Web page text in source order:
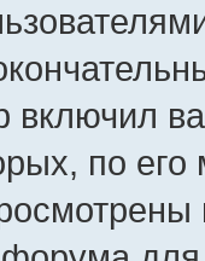
включил
по